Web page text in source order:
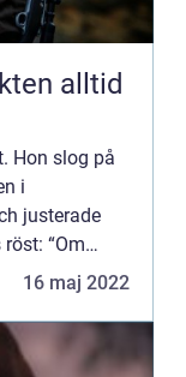
alltid
Hon slog på
i
justerade
“Om
Ett svar kom
16 maj 2022